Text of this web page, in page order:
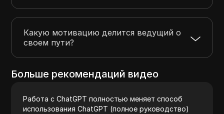
Какую мотивацию делится ведущий о
своем пути?
Больше рекомендаций видео
Работа с ChatGPT полностью меняет способ
использования ChatGPT (полное руководство)